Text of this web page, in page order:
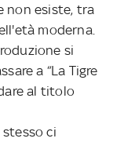
non esiste, tra
moderna.
si
a “La Tigre
al titolo
stesso ci